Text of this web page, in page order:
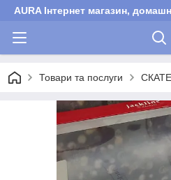
AURA Інтернет магазин,
Товари та послуги